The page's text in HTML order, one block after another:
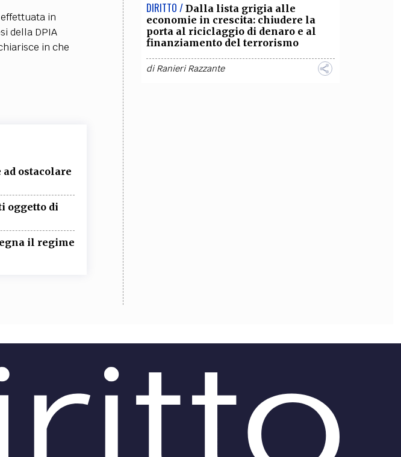
in
della DPIA
in che
ostacolare
oggetto di
il regime
DIRITTO / Dalla lista grigia alle
economie in crescita: chiudere la
porta al riciclaggio di denaro e al
finanziamento del terrorismo
diRanieri Razzante